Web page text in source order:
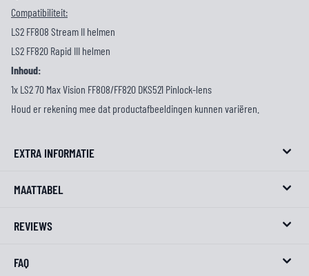
Compatibiliteit:
LS2 FF808 Stream II helmen
LS2 FF820 Rapid III helmen
Inhoud:
1x LS2 70 Max Vision FF808/FF820 DKS521 Pinlock-lens
Houd er rekening mee dat productafbeeldingen kunnen variëren.
EXTRA INFORMATIE
MAATTABEL
REVIEWS
FAQ